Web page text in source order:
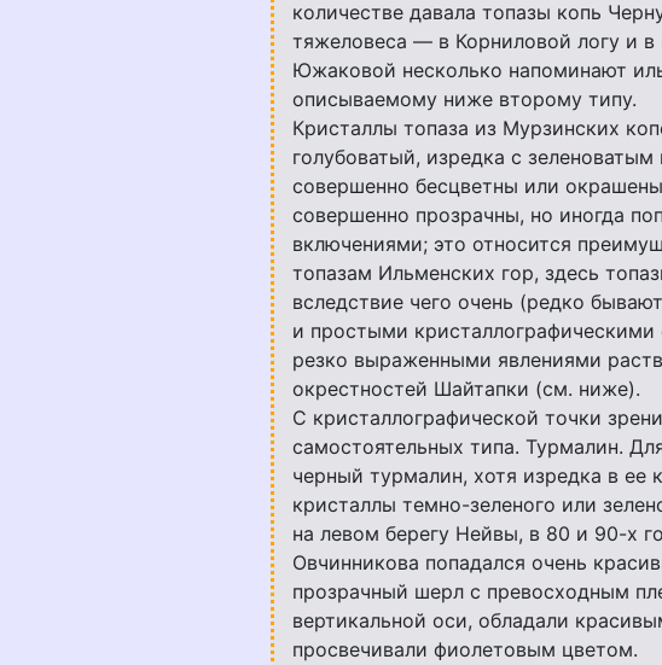
количестве давала топазы копь
тяжеловеса — в Корниловой логу и
Южаковой несколько напоминают
описываемому ниже второму типу.
Кристаллы топаза из Мурзинских
голубоватый, изредка с
совершенно бесцветны или
совершенно прозрачны, но иногда
включениями; это относится
топазам Ильменских гор, здесь
вследствие чего очень (редко
и простыми
резко выраженными явлениями
окрестностей Шайтапки (см. ниже).
С кристаллографической точки
самостоятельных типа. Турмалин.
черный турмалин, хотя изредка в ее
кристаллы темно-зеленого или
на левом берегу Нейвы, в 80 и 90-х
Овчинникова попадался очень
прозрачный шерл с превосходным
вертикальной оси, обладали
просвечивали фиолетовым цветом.